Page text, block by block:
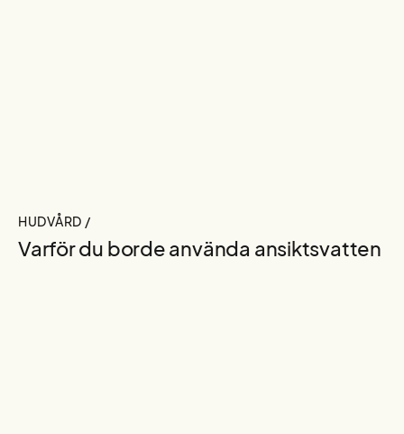
HUDVÅRD /
Varför du borde använda ansiktsvatten